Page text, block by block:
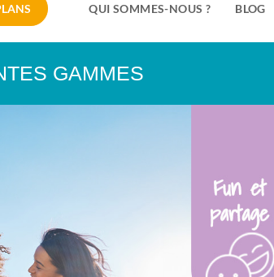
QUI SOMMES-NOUS ? BLOG
GAMMES